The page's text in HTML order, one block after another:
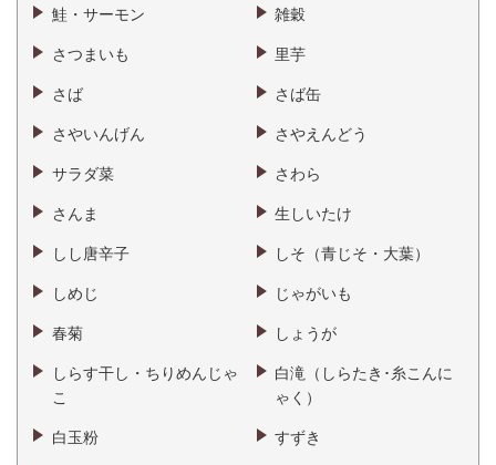
鮭・サーモン 雑穀
さつまいも 里芋
さば さば缶
さやいんげん さやえんどう
サラダ菜 さわら
さんま 生しいたけ
しし唐辛子 しそ（青じそ・大葉）
しめじ じゃがいも
春菊 しょうが
しらす干し・ちりめんじゃ
こ
白滝（しらたき･糸こんに
ゃく）
白玉粉 すずき